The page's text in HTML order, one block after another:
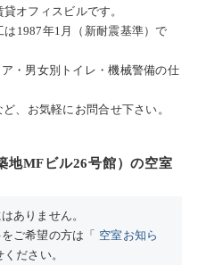
オフィスビルです。
1987年1月（新耐震基準）で
・男女別トイレ・機械警備の仕
、お気軽にお問合せ下さい。
地MFビル26号館）の空室
ありません。
ご希望の方は「 空室お知ら
ださい。